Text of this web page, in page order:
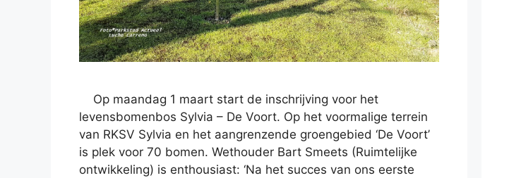
Op maandag 1 maart start de inschrijving voor het
levensbomenbos Sylvia – De Voort. Op het voormalige terrein
van RKSV Sylvia en het aangrenzende groengebied ‘De Voort’
is plek voor 70 bomen. Wethouder Bart Smeets (Ruimtelijke
ontwikkeling) is enthousiast: ‘Na het succes van ons eerste